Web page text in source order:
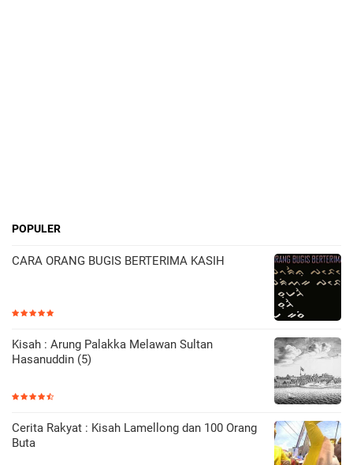
POPULER
CARA ORANG BUGIS BERTERIMA KASIH
Kisah : Arung Palakka Melawan Sultan
Hasanuddin (5)
Cerita Rakyat : Kisah Lamellong dan 100 Orang
Buta